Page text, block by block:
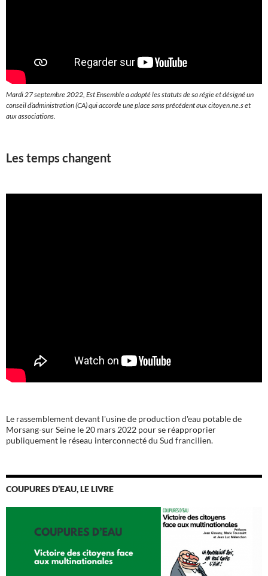
Mardi 27 septembre 2022, Est Ensemble a adopté les statuts de sa régie et désigné un
conseil d’administration (CA) qui accorde une place sans précédent aux citoyen.ne.s et
aux associations.
Les temps changent
Le rassemblement devant l'usine de production d'eau potable de
Morsang-sur Seine le 20 mars 2022 pour se réapproprier
publiquement le réseau interconnecté du Sud francilien.
COUPURES D’EAU, LE LIVRE